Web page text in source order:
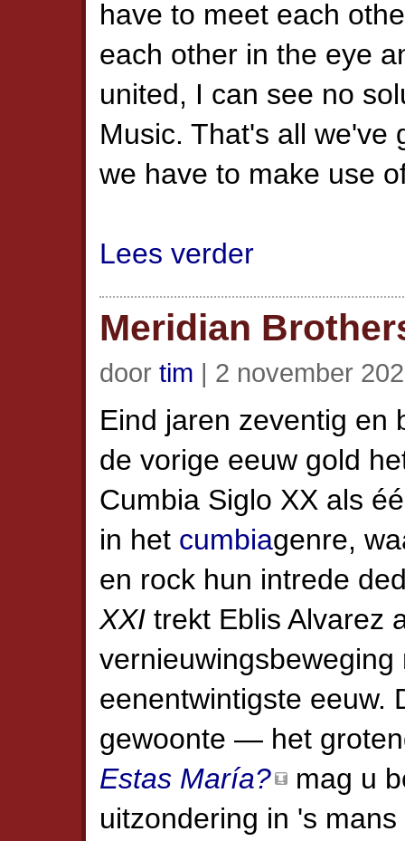
have to meet each
each other in the eye
united, I can see no
Music. That's all we've
we have to make use
Lees verder
Meridian
door tim | 2 november
Eind jaren zeventig en
de vorige eeuw gold
Cumbia Siglo XX als
in het cumbiagenre,
en rock hun intrede
XXI trekt Eblis Alvarez
eenentwintigste eeuw.
gewoonte — het
Estas María?
mag u
uitzondering in 's